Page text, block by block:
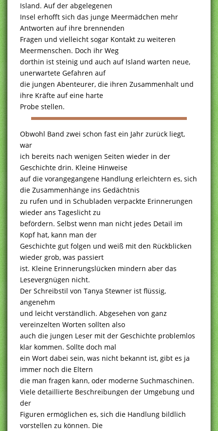
Island. Auf der abgelegenen
Insel erhofft sich das junge Meermädchen mehr
Antworten auf ihre brennenden
Fragen und vielleicht sogar Kontakt zu weiteren
Meermenschen. Doch ihr Weg
dorthin ist steinig und auch auf Island warten neue,
unerwartete Gefahren auf
die jungen Abenteurer, die ihren Zusammenhalt und
ihre Kräfte auf eine harte
Probe stellen.
Obwohl Band zwei schon fast ein Jahr zurück liegt,
war
ich bereits nach wenigen Seiten wieder in der
Geschichte drin. Kleine Hinweise
auf die vorangegangene Handlung erleichtern es, sich
die Zusammenhänge ins Gedächtnis
zu rufen und in Schubladen verpackte Erinnerungen
wieder ans Tageslicht zu
befördern. Selbst wenn man nicht jedes Detail im
Kopf hat, kann man der
Geschichte gut folgen und weiß mit den Rückblicken
wieder grob, was passiert
ist. Kleine Erinnerungslücken mindern aber das
Lesevergnügen nicht.
Der Schreibstil von Tanya Stewner ist flüssig,
angenehm
und leicht verständlich. Abgesehen von ganz
vereinzelten Worten sollten also
auch die jungen Leser mit der Geschichte problemlos
klar kommen. Sollte doch mal
ein Wort dabei sein, was nicht bekannt ist, gibt es ja
immer noch die Eltern
die man fragen kann, oder moderne Suchmaschinen.
Viele detaillierte Beschreibungen der Umgebung und
der
Figuren ermöglichen es, sich die Handlung bildlich
vorstellen zu können. Die